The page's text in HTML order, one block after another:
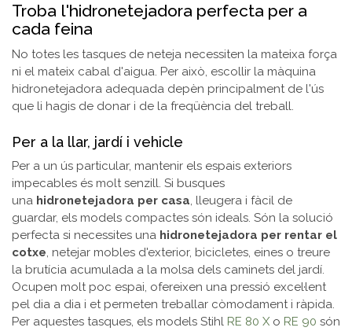
Troba l'hidronetejadora perfecta per a
cada feina
No totes les tasques de neteja necessiten la mateixa força
ni el mateix cabal d'aigua. Per això, escollir la màquina
hidronetejadora adequada depèn principalment de l'ús
que li hagis de donar i de la freqüència del treball.
Per a la llar, jardí i vehicle
Per a un ús particular, mantenir els espais exteriors
impecables és molt senzill. Si busques
una hidronetejadora per casa, lleugera i fàcil de
guardar, els models compactes són ideals. Són la solució
perfecta si necessites una hidronetejadora per rentar el
cotxe, netejar mobles d'exterior, bicicletes, eines o treure
la brutícia acumulada a la molsa dels caminets del jardí.
Ocupen molt poc espai, ofereixen una pressió excel·lent
pel dia a dia i et permeten treballar còmodament i ràpida.
Per aquestes tasques, els models Stihl RE 80 X o RE 90 són